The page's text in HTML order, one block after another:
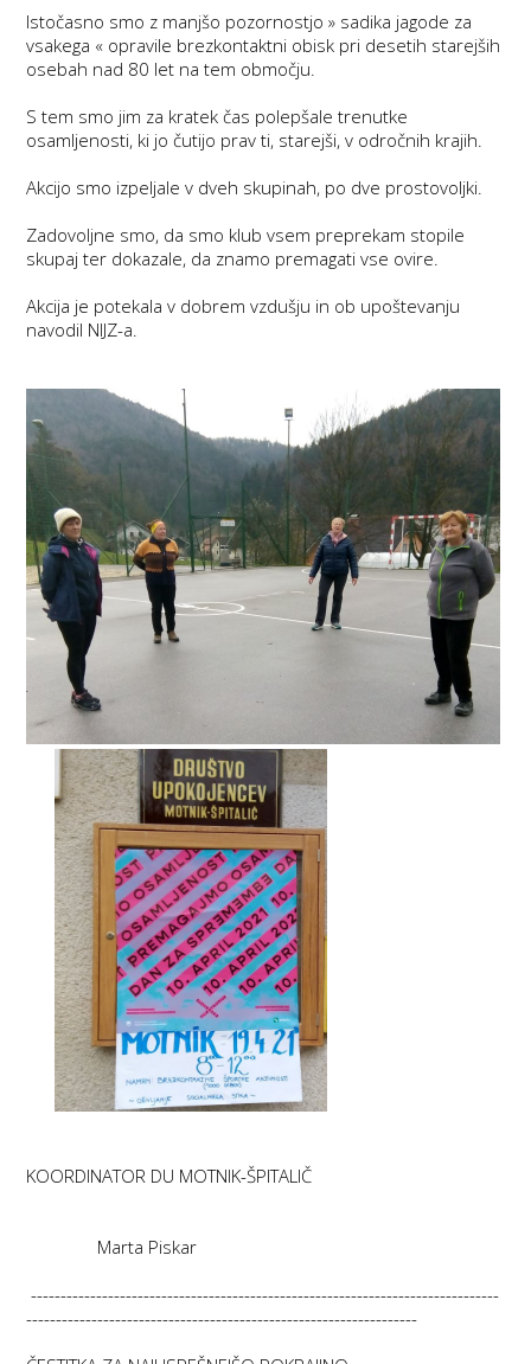
Istočasno smo z manjšo pozornostjo » sadika jagode za
vsakega « opravile brezkontaktni obisk pri desetih starejših
osebah nad 80 let na tem območju.
S tem smo jim za kratek čas polepšale trenutke
osamljenosti, ki jo čutijo prav ti, starejši, v odročnih krajih.
Akcijo smo izpeljale v dveh skupinah, po dve prostovoljki.
Zadovoljne smo, da smo klub vsem preprekam stopile
skupaj ter dokazale, da znamo premagati vse ovire.
Akcija je potekala v dobrem vzdušju in ob upoštevanju
navodil NIJZ-a.
KOORDINATOR DU MOTNIK-ŠPITALIČ
Marta Piskar
-------------------------------------------------------------------------------
------------------------------------------------------------------